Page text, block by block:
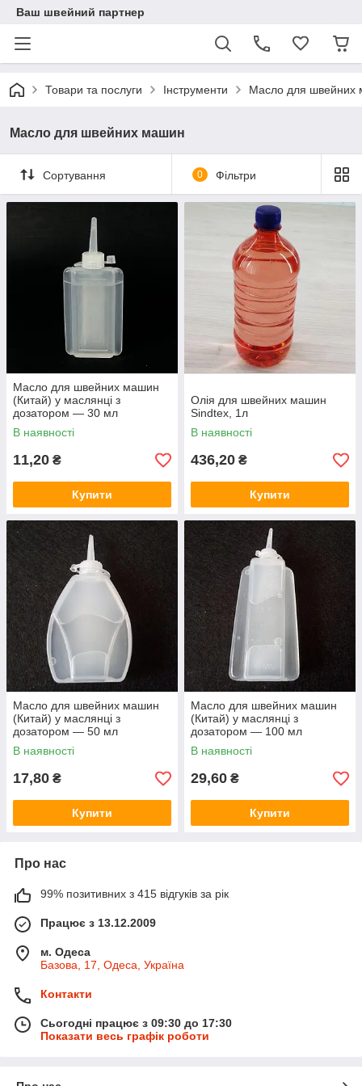
Ваш швейний партнер
Товари та послуги Інструменти Масло для швейних
Масло для швейних машин
Сортування 0 Фільтри
Масло для швейних машин
(Китай) у маслянці з
дозатором — 30 мл
В наявності
11,20 ₴
Купити
Олія для швейних машин
Sindtex, 1л
В наявності
436,20 ₴
Купити
Масло для швейних машин
(Китай) у маслянці з
дозатором — 50 мл
В наявності
17,80 ₴
Купити
Масло для швейних машин
(Китай) у маслянці з
дозатором — 100 мл
В наявності
29,60 ₴
Купити
Про нас
99% позитивних з 415 відгуків за рік
Працює з 13.12.2009
м. Одеса
Базова, 17, Одеса, Україна
Контакти
Сьогодні працює з 09:30 до 17:30
Показати весь графік роботи